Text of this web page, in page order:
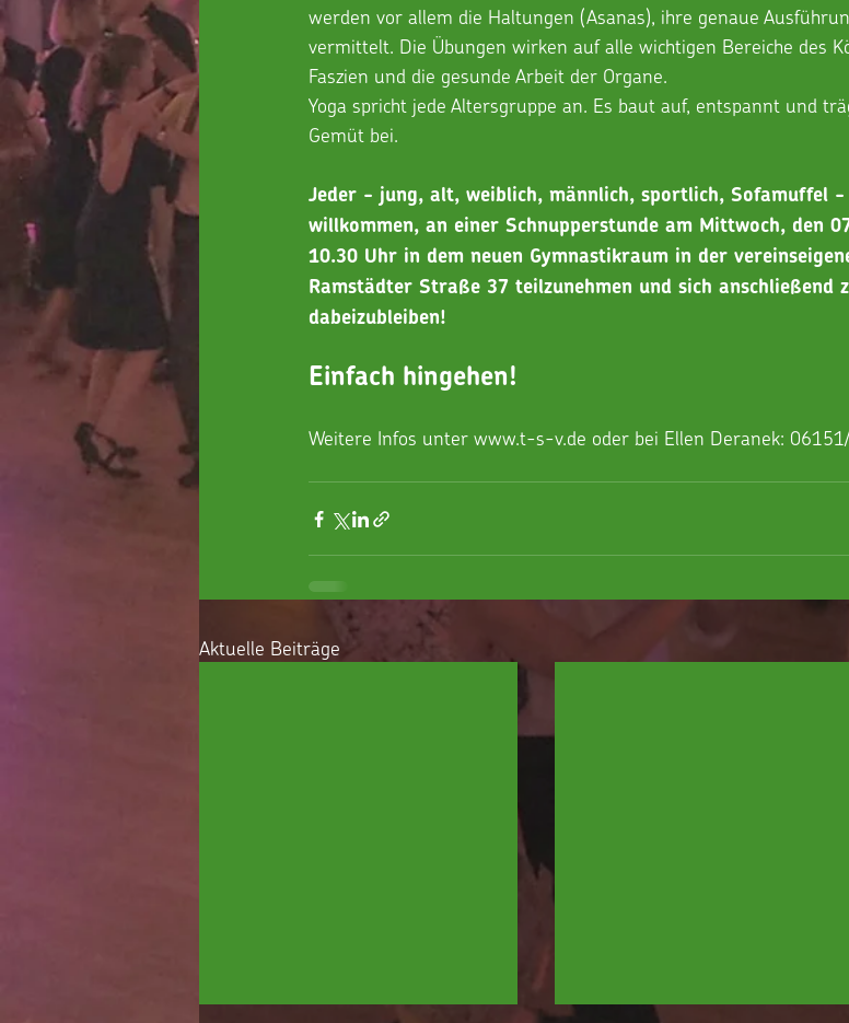
werden vor allem die Haltungen (Asanas), ihre genaue
vermittelt. Die Übungen wirken auf alle wichtigen Bereiche des
Faszien und die gesunde Arbeit der Organe.
Yoga spricht jede Altersgruppe an. Es baut auf, entspannt und
Gemüt bei.
Jeder - jung, alt, weiblich, männlich, sportlich, Sofamuffel
willkommen, an einer Schnupperstunde am Mittwoch, den
10.30 Uhr in dem neuen Gymnastikraum in der
Ramstädter Straße 37 teilzunehmen und sich anschließend
dabeizubleiben!
Einfach hingehen!
Weitere Infos unter www.t-s-v.de oder bei Ellen Deranek:
Aktuelle Beiträge